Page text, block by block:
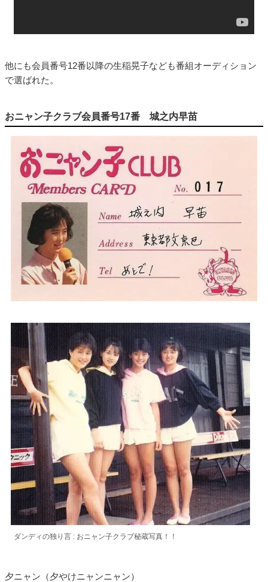
他にも会員番号12番以降の生稲晃子なども番組オーディション
で選ばれた。
おニャン子クラブ会員番号17番 城之内早苗
ダンディの独り言 : おニャン子クラブ秘蔵写真！！
夕ニャン（夕やけニャンニャン）